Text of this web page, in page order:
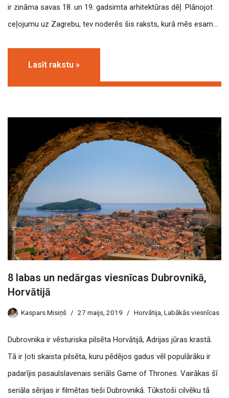
ir zināma savas 18. un 19. gadsimta arhitektūras dēļ. Plānojot
ceļojumu uz Zagrebu, tev noderēs šis raksts, kurā mēs esam…
Lasīt rakstu »
8 labas un nedārgas viesnīcas Dubrovnikā,
Horvātijā
Kaspars Misiņš 27 maijs, 2019 Horvātija Labākās viesnīcas
Dubrovnika ir vēsturiska pilsēta Horvātijā, Adrijas jūras krastā.
Tā ir ļoti skaista pilsēta, kuru pēdējos gadus vēl populārāku ir
padarījis pasaulslavenais seriāls Game of Thrones. Vairākas šī
seriāla sērijas ir filmētas tieši Dubrovnikā. Tūkstoši cilvēku tā